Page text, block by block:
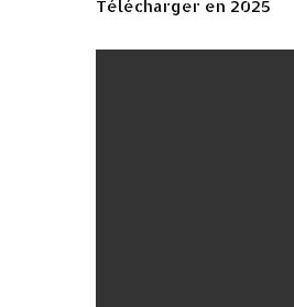
Télécharger en 2025